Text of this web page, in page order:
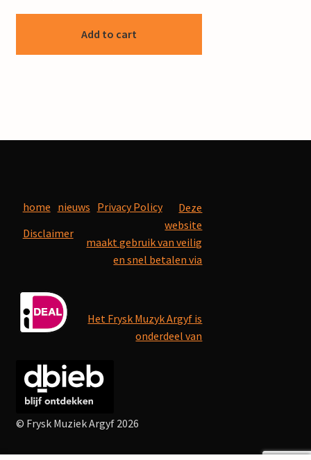
Add to cart
home nieuws Privacy Policy
Disclaimer
Deze
website
maakt gebruik van veilig
en snel betalen via
Het Frysk Muzyk Argyf is
onderdeel van
© Frysk Muziek Argyf 2026